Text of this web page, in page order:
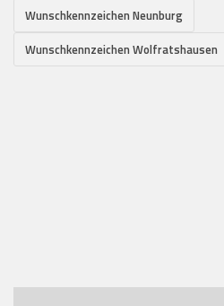
Wunschkennzeichen Neunburg
Wunschkennzeichen Wolfratshausen